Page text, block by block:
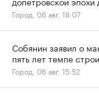
Город, 06 авг, 18:07
Собянин заявил о
пять лет темпе
Город, 06 авг, 15:52